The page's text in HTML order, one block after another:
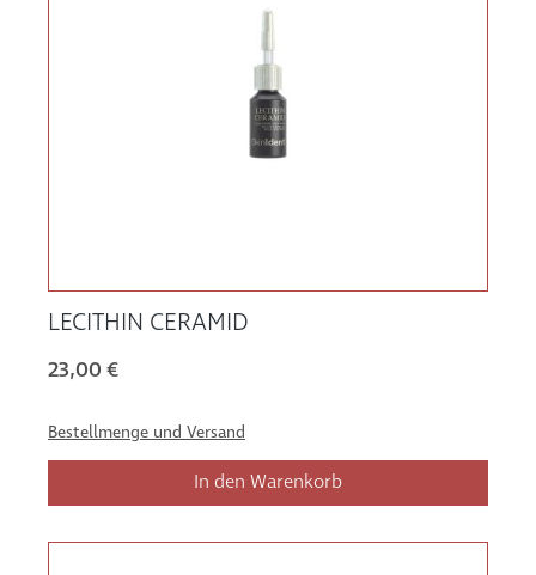
LECITHIN CERAMID
23,00 €
Bestellmenge und Versand
In den Warenkorb